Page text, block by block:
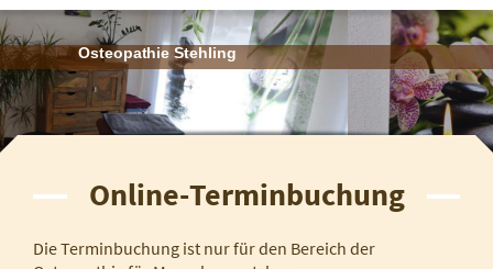
Osteopathie Stehling
Online-Terminbuchung
Die Terminbuchung ist nur für den Bereich der